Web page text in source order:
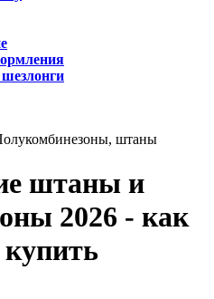
штаны
штаны и
2026 - как